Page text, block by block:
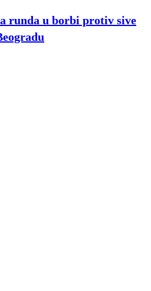
runda u borbi protiv sive